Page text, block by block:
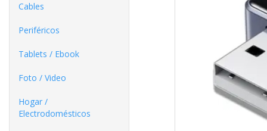
Cables
Periféricos
Tablets / Ebook
Foto / Video
Hogar /
Electrodomésticos